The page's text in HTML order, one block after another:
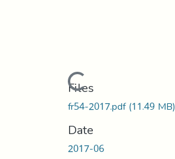
Loading...
Files
fr54-2017.pdf(11.49 MB)
Date
2017-06